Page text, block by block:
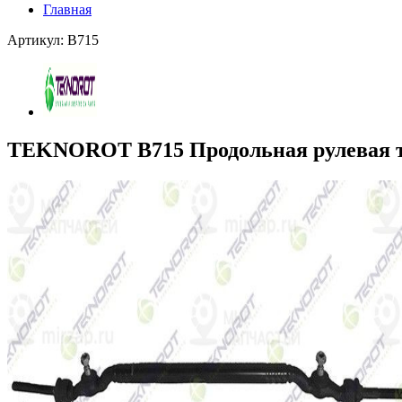
Главная
Артикул: B715
TEKNOROT B715 Продольная рулевая